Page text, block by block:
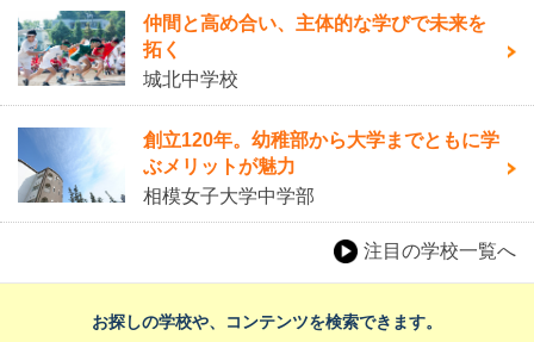
仲間と高め合い、主体的な学びで未来を
拓く
城北中学校
創立120年。幼稚部から大学までともに学
ぶメリットが魅力
相模女子大学中学部
注目の学校一覧へ
お探しの学校や、コンテンツを検索できます。